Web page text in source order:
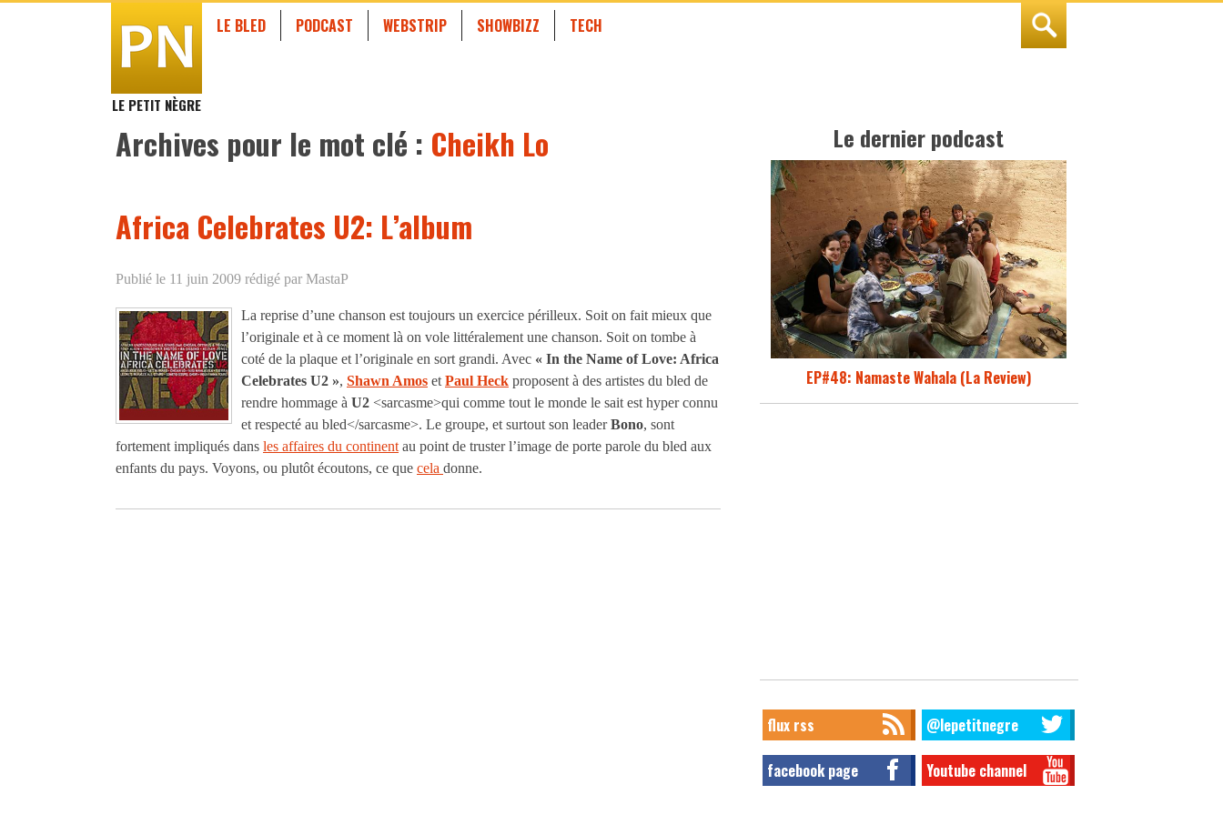
LE PETIT NÈGRE
LE BLED PODCAST WEBSTRIP SHOWBIZZ TECH
Archives pour le mot clé : Cheikh Lo
Africa Celebrates U2: L’album
Publié le 11 juin 2009 rédigé par MastaP
La reprise d’une chanson est toujours un exercice périlleux. Soit on fait mieux que
l’originale et à ce moment là on vole littéralement une chanson. Soit on tombe à
coté de la plaque et l’originale en sort grandi. Avec « In the Name of Love: Africa
Celebrates U2 », Shawn Amos et Paul Heck proposent à des artistes du bled de
rendre hommage à U2 <sarcasme>qui comme tout le monde le sait est hyper connu
et respecté au bled</sarcasme>. Le groupe, et surtout son leaderBono, sont
fortement impliqués dans les affaires du continent au point de truster l’image de porte parole du bled aux
enfants du pays. Voyons, ou plutôt écoutons, ce que cela donne.
Le dernier podcast
EP#48: Namaste Wahala (La Review)
flux rss @lepetitnegre
facebook page Youtube channel